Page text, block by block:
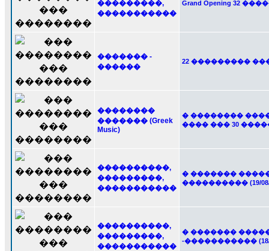
���������,
�����������
Grand Opening 32
������� -
������
22 ���������
��������
������� (Greek
Music)
� ��������
���� ��� 30
����������,
���������,
�����������
� �������
���������� (19/08/
����������,
���������,
�����������
� �������
-����������� (18/